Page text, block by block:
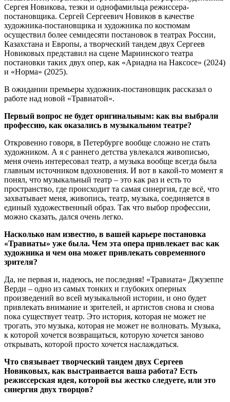
Сергея Новикова, тезки и однофамильца режиссера-
постановщика. Сергей Сергеевич Новиков в качестве
художника-постановщика и художника по костюмам
осуществил более семидесяти постановок в театрах России,
Казахстана и Европы, а творческий тандем двух Сергеев
Новиковых представил на сцене Мариинского театра
постановки таких двух опер, как «Ариадна на Наксосе» (2024)
и «Норма» (2025).
В ожидании премьеры художник-постановщик рассказал о
работе над новой «Травиатой».
Первый вопрос не будет оригинальным: как вы выбрали
профессию, как оказались в музыкальном театре?
Откровенно говоря, в Петербурге вообще сложно не стать
художником. А я с раннего детства увлекался живописью,
меня очень интересовал театр, а музыка вообще всегда была
главным источником вдохновения. И вот в какой-то момент я
понял, что музыкальный театр – это как раз и есть то
пространство, где происходит та самая синергия, где всё, что
захватывает меня, живопись, театр, музыка, соединяется в
единый художественный образ. Так что выбор профессии,
можно сказать, дался очень легко.
Насколько нам известно, в вашей карьере постановка
«Травиаты» уже была. Чем эта опера привлекает вас как
художника и чем она может привлекать современного
зрителя?
Да, не первая и, надеюсь, не последняя! «Травиата» Джузеппе
Верди – одно из самых тонких и глубоких оперных
произведений во всей музыкальной истории, и оно будет
привлекать внимание и зрителей, и артистов снова и снова
пока существует театр. Это история, которая не может не
трогать, это музыка, которая не может не волновать. Музыка,
к которой хочется возвращаться, которую хочется заново
открывать, которой просто хочется наслаждаться.
Что связывает творческий тандем двух Сергеев
Новиковых, как выстраивается ваша работа? Есть
режиссерская идея, которой вы жестко следуете, или это
синергия двух творцов?